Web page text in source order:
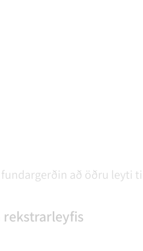
að öðru leyti
rekstrarleyfis